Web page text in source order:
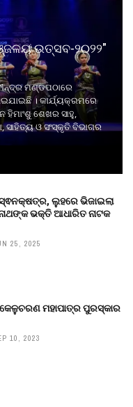
ଉତ୍ସବ-୨୦୨୨"
ମଣ୍ଡପଠାରେ
। କାର୍ଯ୍ୟକ୍ରମରେ
ହିମାଂଶୁ ଶେଖର ସାହୁ,
ଓ ସଂସ୍କୃତି ବିଭାଗର
ଲୁହରେ ଭିଜାଇଲା
ଭକ୍ତି ଆଧାରିତ ନାଟକ
25, 2025
ମହାପାତ୍ର ପୁରସ୍କାର
10, 2023